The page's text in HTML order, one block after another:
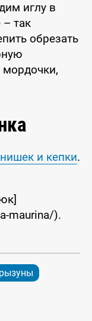
иглу в
так
обрезать
и кепки.
maurina/).